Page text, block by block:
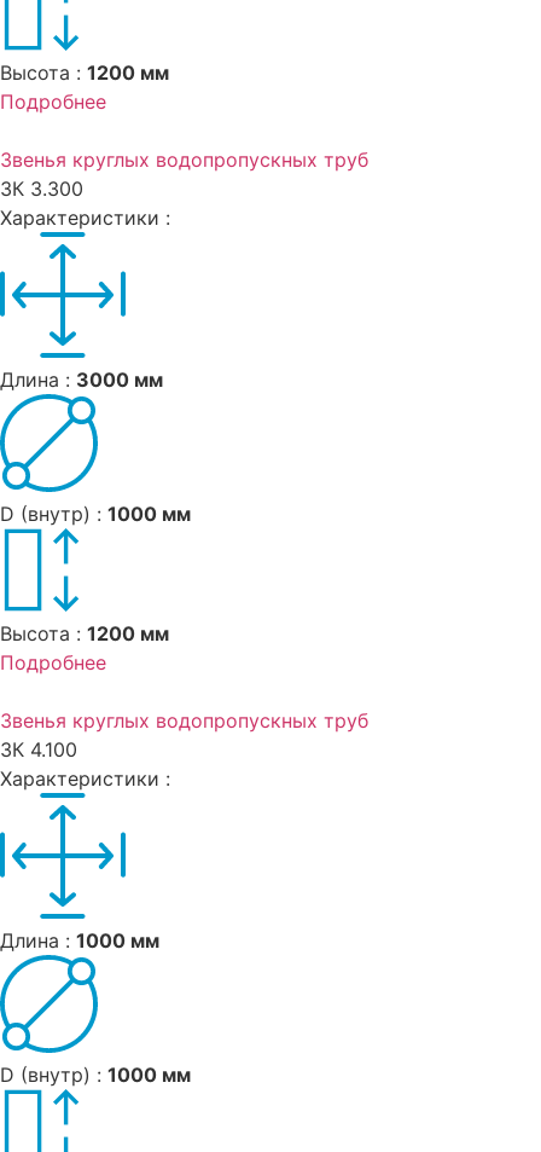
Высота : 1200 мм
Подробнее
Звенья круглых водопропускных труб
ЗК 3.300
Характеристики :
Длина : 3000 мм
D (внутр) : 1000 мм
Высота : 1200 мм
Подробнее
Звенья круглых водопропускных труб
ЗК 4.100
Характеристики :
Длина : 1000 мм
D (внутр) : 1000 мм